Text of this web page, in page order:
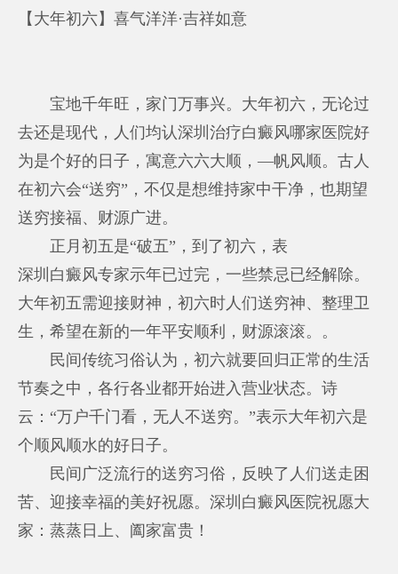
【大年初六】喜气洋洋·吉祥如意
宝地千年旺，家门万事兴。大年初六，无论过
去还是现代，人们均认深圳治疗白癜风哪家医院好
为是个好的日子，寓意六六大顺，—帆风顺。古人
在初六会“送穷”，不仅是想维持家中干净，也期望
送穷接福、财源广进。
正月初五是“破五”，到了初六，表
深圳白癜风专家示年已过完，一些禁忌已经解除。
大年初五需迎接财神，初六时人们送穷神、整理卫
生，希望在新的一年平安顺利，财源滚滚。。
民间传统习俗认为，初六就要回归正常的生活
节奏之中，各行各业都开始进入营业状态。诗
云：“万户千门看，无人不送穷。”表示大年初六是
个顺风顺水的好日子。
民间广泛流行的送穷习俗，反映了人们送走困
苦、迎接幸福的美好祝愿。深圳白癜风医院祝愿大
家：蒸蒸日上、阖家富贵！